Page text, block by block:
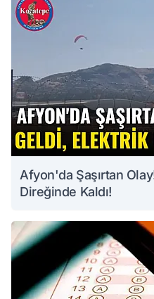
Afyon'da Şaşırtan
Direğinde Kaldı!